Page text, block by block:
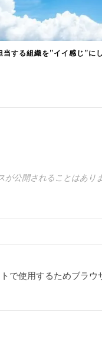
する組織を”イイ感じ”に
が公開されることはあり
で使用するためブラウ